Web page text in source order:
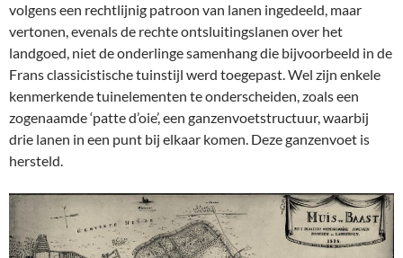
volgens een rechtlijnig patroon van lanen ingedeeld, maar
vertonen, evenals de rechte ontsluitingslanen over het
landgoed, niet de onderlinge samenhang die bijvoorbeeld in de
Frans classicistische tuinstijl werd toegepast. Wel zijn enkele
kenmerkende tuinelementen te onderscheiden, zoals een
zogenaamde ‘patte d’oie’, een ganzenvoetstructuur, waarbij
drie lanen in een punt bij elkaar komen. Deze ganzenvoet is
hersteld.